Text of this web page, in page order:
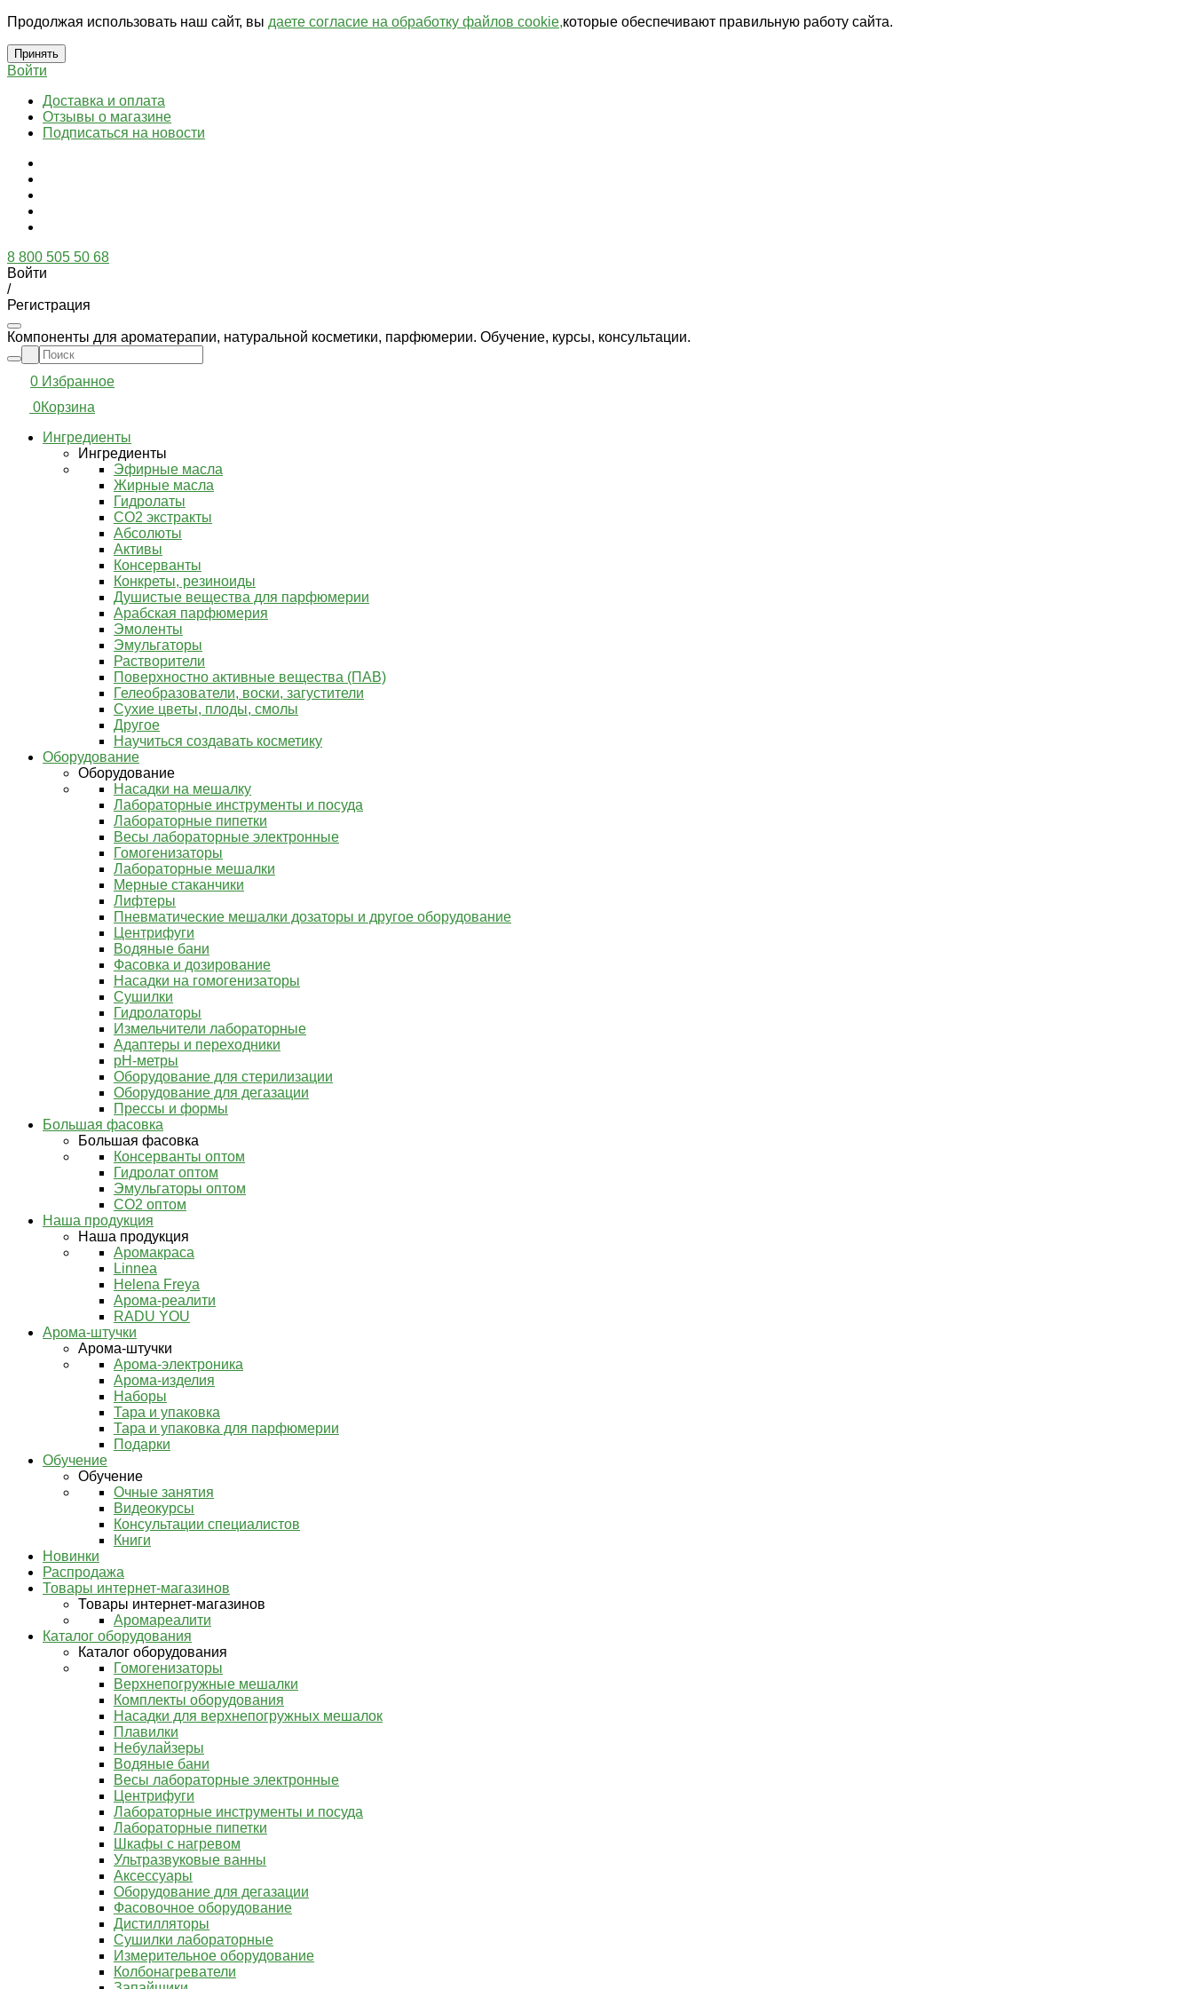
Продолжая использовать наш сайт, вы даете согласие на обработку файлов cookie,которые обеспечивают правильную работу сайта.
Принять
Войти
Доставка и оплата
Отзывы о магазине
Подписаться на новости
8 800 505 50 68
Войти
/
Регистрация
Компоненты для ароматерапии, натуральной косметики, парфюмерии. Обучение, курсы, консультации.
0 Избранное
0Корзина
Ингредиенты
Ингредиенты
Эфирные масла
Жирные масла
Гидролаты
СО2 экстракты
Абсолюты
Активы
Консерванты
Конкреты, резиноиды
Душистые вещества для парфюмерии
Арабская парфюмерия
Эмоленты
Эмульгаторы
Растворители
Поверхностно активные вещества (ПАВ)
Гелеобразователи, воски, загустители
Сухие цветы, плоды, смолы
Другое
Научиться создавать косметику
Оборудование
Оборудование
Насадки на мешалку
Лабораторные инструменты и посуда
Лабораторные пипетки
Весы лабораторные электронные
Гомогенизаторы
Лабораторные мешалки
Мерные стаканчики
Лифтеры
Пневматические мешалки дозаторы и другое оборудование
Центрифуги
Водяные бани
Фасовка и дозирование
Насадки на гомогенизаторы
Сушилки
Гидролаторы
Измельчители лабораторные
Адаптеры и переходники
pH-метры
Оборудование для стерилизации
Оборудование для дегазации
Прессы и формы
Большая фасовка
Большая фасовка
Консерванты оптом
Гидролат оптом
Эмульгаторы оптом
СО2 оптом
Наша продукция
Наша продукция
Аромакраса
Linnea
Helena Freya
Арома-реалити
RADU YOU
Арома-штучки
Арома-штучки
Арома-электроника
Арома-изделия
Наборы
Тара и упаковка
Тара и упаковка для парфюмерии
Подарки
Обучение
Обучение
Очные занятия
Видеокурсы
Консультации специалистов
Книги
Новинки
Распродажа
Товары интернет-магазинов
Товары интернет-магазинов
Аромареалити
Каталог оборудования
Каталог оборудования
Гомогенизаторы
Верхнепогружные мешалки
Комплекты оборудования
Насадки для верхнепогружных мешалок
Плавилки
Небулайзеры
Водяные бани
Весы лабораторные электронные
Центрифуги
Лабораторные инструменты и посуда
Лабораторные пипетки
Шкафы с нагревом
Ультразвуковые ванны
Аксессуары
Оборудование для дегазации
Фасовочное оборудование
Дистилляторы
Сушилки лабораторные
Измерительное оборудование
Колбонагреватели